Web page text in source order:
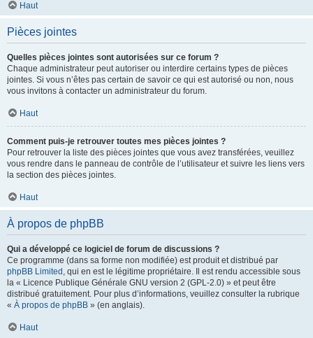
Haut
Pièces jointes
Quelles pièces jointes sont autorisées sur ce forum ?
Chaque administrateur peut autoriser ou interdire certains types de pièces
jointes. Si vous n’êtes pas certain de savoir ce qui est autorisé ou non, nous
vous invitons à contacter un administrateur du forum.
Haut
Comment puis-je retrouver toutes mes pièces jointes ?
Pour retrouver la liste des pièces jointes que vous avez transférées, veuillez
vous rendre dans le panneau de contrôle de l’utilisateur et suivre les liens vers
la section des pièces jointes.
Haut
À propos de phpBB
Qui a développé ce logiciel de forum de discussions ?
Ce programme (dans sa forme non modifiée) est produit et distribué par
phpBB Limited , qui en est le légitime propriétaire. Il est rendu accessible sous
la « Licence Publique Générale GNU version 2 (GPL-2.0) » et peut être
distribué gratuitement. Pour plus d’informations, veuillez consulter la rubrique
« À propos de phpBB » (en anglais).
Haut